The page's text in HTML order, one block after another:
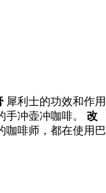
犀利士的功效和作用
冲壶冲咖啡。 改
咖啡师，都在使用巴